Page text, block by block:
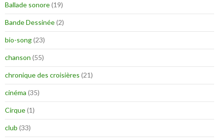
Ballade sonore(19)
Bande Dessinée(2)
bio-song(23)
chanson (55)
chronique des croisières (21)
cinéma (35)
Cirque(1)
club (33)